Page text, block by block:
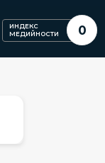
ИНДЕКС
МЕДИЙНОСТИ
0